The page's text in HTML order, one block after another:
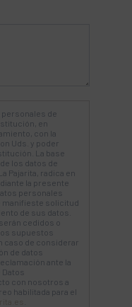
personales de
en
con la
Uds. y poder
La base
los datos de
Pajarita, radica en
la presente
personales
manifieste solicitud
de sus datos.
cedidos o
supuestos
caso de considerar
de datos
ante la
Datos
con nosotros a
habilitada para el